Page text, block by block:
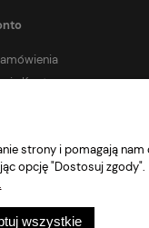
Konta
strony i pomagają
opcję "Dostosuj zgody".
wszystkie